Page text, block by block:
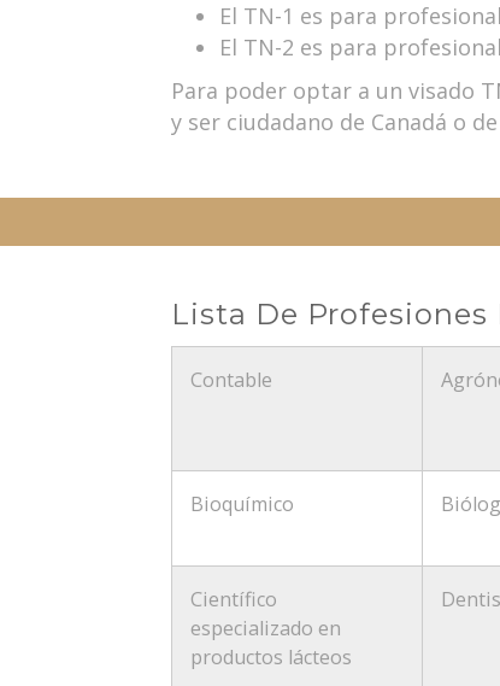
El TN-1 es para
El TN-2 es para
Para poder optar a un visado
y ser ciudadano de Canadá o
Lista De Profesiones
Contable
Bioquímico
Científico
especializado en
productos lácteos